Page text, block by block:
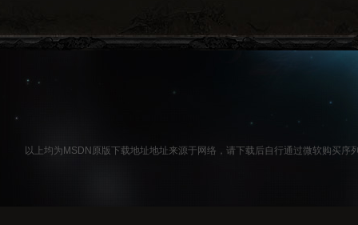
以上均为MSDN原版下载地址地址来源于网络，请下载后自行通过微软购买